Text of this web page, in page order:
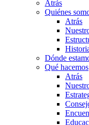
Atrás
Quiénes
Atrás
Dónde
Qué hacemos
Atrás